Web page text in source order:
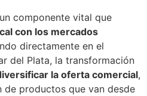
componente vital que
con los mercados
directamente en el
del Plata, la transformación
la oferta comercial,
productos que van desde